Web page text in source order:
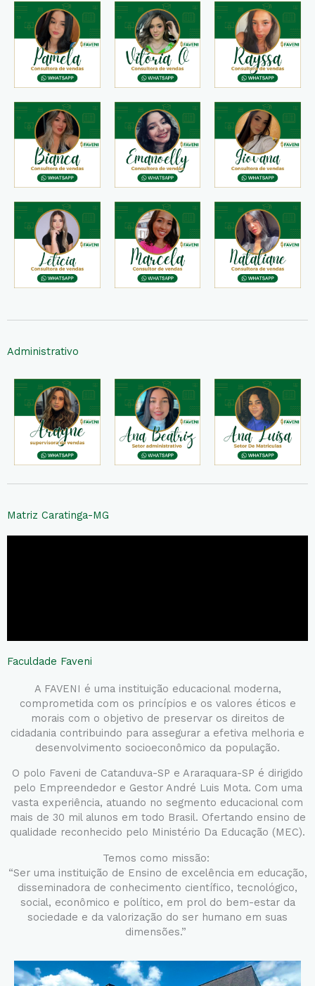
Administrativo
Matriz Caratinga-MG
Faculdade Faveni
A FAVENI é uma instituição educacional moderna,
comprometida com os princípios e os valores éticos e
morais com o objetivo de preservar os direitos de
cidadania contribuindo para assegurar a efetiva melhoria e
desenvolvimento socioeconômico da população.
O polo Faveni de Catanduva-SP e Araraquara-SP é dirigido
pelo Empreendedor e Gestor André Luis Mota. Com uma
vasta experiência, atuando no segmento educacional com
mais de 30 mil alunos em todo Brasil. Ofertando ensino de
qualidade reconhecido pelo Ministério Da Educação (MEC).
Temos como missão:
“Ser uma instituição de Ensino de excelência em educação,
disseminadora de conhecimento científico, tecnológico,
social, econômico e político, em prol do bem-estar da
sociedade e da valorização do ser humano em suas
dimensões.”